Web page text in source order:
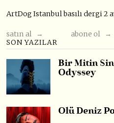
ArtDog Istanbul basılı dergi 2
satın al →
abone ol →
SON YAZILAR
Bir Mitin
Odyssey
Ölü Deniz